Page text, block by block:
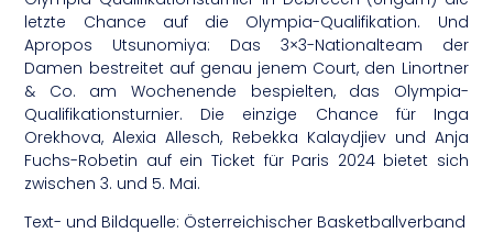
letzte Chance auf die Olympia-Qualifikation. Und
Apropos Utsunomiya: Das 3×3-Nationalteam der
Damen bestreitet auf genau jenem Court, den Linortner
& Co. am Wochenende bespielten, das Olympia-
Qualifikationsturnier. Die einzige Chance für Inga
Orekhova, Alexia Allesch, Rebekka Kalaydjiev und Anja
Fuchs-Robetin auf ein Ticket für Paris 2024 bietet sich
zwischen 3. und 5. Mai.
Text- und Bildquelle: Österreichischer Basketballverband